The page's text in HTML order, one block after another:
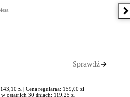
Sprawdź
zł | Cena regularna: 159,00 zł
w ostatnich 30 dniach: 119,25 zł